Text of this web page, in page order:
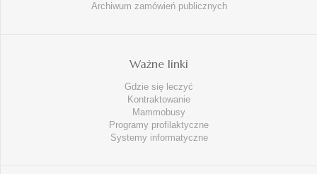
Archiwum zamówień publicznych
Ważne linki
Gdzie się leczyć
Kontraktowanie
Mammobusy
Programy profilaktyczne
Systemy informatyczne